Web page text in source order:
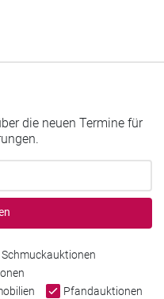
die neuen Termine für
Pfandauktionen